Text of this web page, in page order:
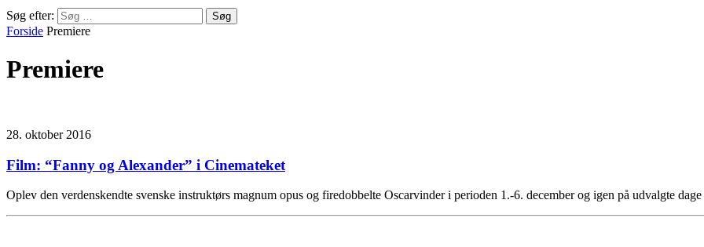
Søg efter:
Forside Premiere
Premiere
28. oktober 2016
Film: “Fanny og Alexander” i Cinemateket
Oplev den verdenskendte svenske instruktørs magnum opus og firedobbelte Oscarvinder i perioden 1.-6. december og igen på udvalgte